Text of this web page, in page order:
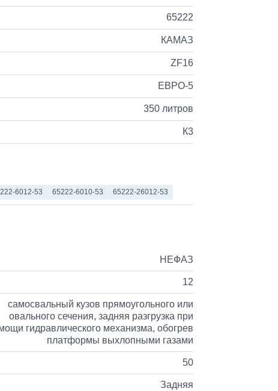
65222
КАМАЗ
ZF16
ЕВРО-5
350 литров
К3
6012-53 65222-6010-53 65222-26012-53
НЕФАЗ
12
самосвальный кузов прямоугольного или
овального сечения, задняя разгрузка при
гидравлического механизма, обогрев
платформы выхлопными газами
50
Задняя